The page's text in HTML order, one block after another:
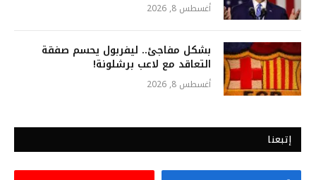
أغسطس 8, 2026
بشكل مفاجئ.. ليفربول يحسم صفقة
التعاقد مع لاعب برشلونة!
أغسطس 8, 2026
إتبعنا